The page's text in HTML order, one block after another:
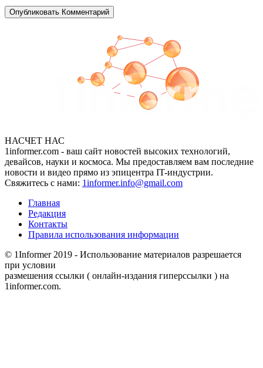
НАСЧЕТ НАС
1informer.com - ваш сайт новостей высоких технологий,
девайсов, науки и космоса. Мы предоставляем вам последние
новости и видео прямо из эпицентра IT-индустрии.
Свяжитесь с нами: 1informer.info@gmail.com
Главная
Редакция
Контакты
Правила использования информации
© 1Informer 2019 - Использование материалов разрешается
при условии
размешения ссылки ( онлайн-издания гиперссылки ) на
1informer.com.